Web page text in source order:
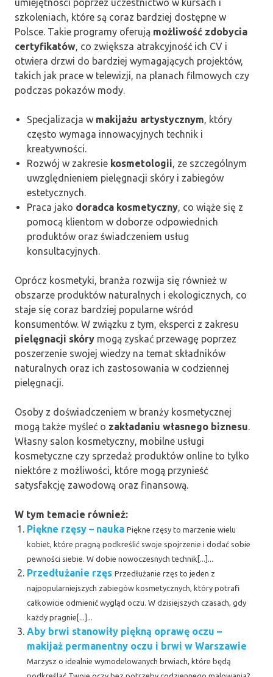
umiejętności poprzez uczestnictwo w kursach i
szkoleniach, które są coraz bardziej dostępne w
Polsce. Takie programy oferują możliwość zdobycia
certyfikatów, co zwiększa atrakcyjność ich CV i
otwiera drzwi do bardziej wymagających projektów,
takich jak prace w telewizji, na planach filmowych czy
podczas pokazów mody.
Specjalizacja w makijażu artystycznym, który
często wymaga innowacyjnych technik i
kreatywności.
Rozwój w zakresie kosmetologii, ze szczególnym
uwzględnieniem pielęgnacji skóry i zabiegów
estetycznych.
Praca jako doradca kosmetyczny, co wiąże się z
pomocą klientom w doborze odpowiednich
produktów oraz świadczeniem usług
konsultacyjnych.
Oprócz kosmetyki, branża rozwija się również w
obszarze produktów naturalnych i ekologicznych, co
staje się coraz bardziej popularne wśród
konsumentów. W związku z tym, eksperci z zakresu
pielęgnacji skóry mogą zyskać przewagę poprzez
poszerzenie swojej wiedzy na temat składników
naturalnych oraz ich zastosowania w codziennej
pielęgnacji.
Osoby z doświadczeniem w branży kosmetycznej
mogą także myśleć o zakładaniu własnego biznesu.
Własny salon kosmetyczny, mobilne usługi
kosmetyczne czy sprzedaż produktów online to tylko
niektóre z możliwości, które mogą przynieść
satysfakcję zawodową oraz finansową.
W tym temacie również:
Piękne rzęsy – nauka Piękne rzęsy to marzenie wielu
kobiet, które pragną podkreślić swoje spojrzenie i dodać sobie
pewności siebie. W dobie nowoczesnych technik[...]...
Przedłużanie rzęs Przedłużanie rzęs to jeden z
najpopularniejszych zabiegów kosmetycznych, który potrafi
całkowicie odmienić wygląd oczu. W dzisiejszych czasach, gdy
każdy pragnie[...]...
Aby brwi stanowiły piękną oprawę oczu –
makijaż permanentny oczu i brwi w Warszawie
Marzysz o idealnie wymodelowanych brwiach, które będą